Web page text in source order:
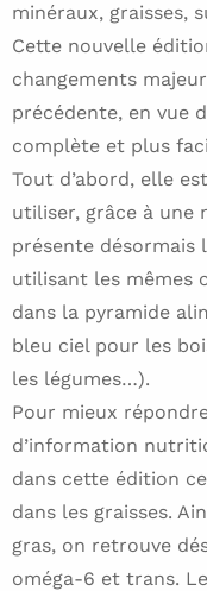
minéraux, graisses,
Cette nouvelle
changements
précédente, en vue
complète et plus
Tout d’abord, elle
utiliser, grâce à une
présente désormais
utilisant les mêmes
dans la pyramide
bleu ciel pour les
les légumes…).
Pour mieux
d’information
dans cette édition
dans les graisses.
gras, on retrouve
oméga-6 et trans.